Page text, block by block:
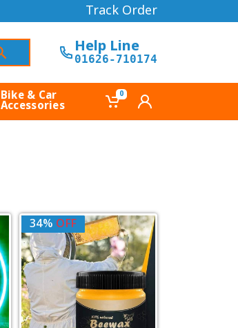
Track Order
Help Line
01626-710174
Bike & Car
Accessories
0
34% OFF